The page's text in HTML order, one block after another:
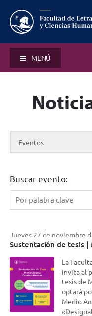
MENÚ
Eventos
Buscar evento:
Jueves 27 de noviembre
Sustentación de tesis |
La
invita al
tesis de
optará
Medio